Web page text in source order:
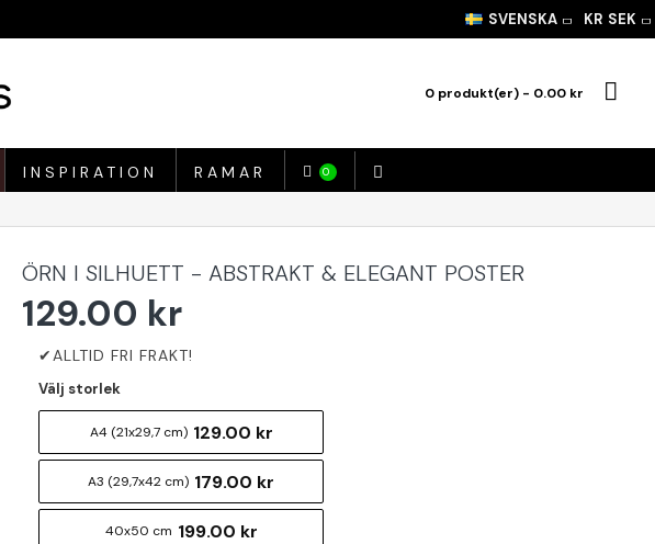
SVENSKA KR SEK
0 produkt(er) - 0.00 kr
INSPIRATION RAMAR 0
ÖRN I SILHUETT - ABSTRAKT & ELEGANT POSTER
129.00 kr
Välj storlek
A4 (21x29,7 cm) 129.00 kr
A3 (29,7x42 cm) 179.00 kr
40x50 cm 199.00 kr